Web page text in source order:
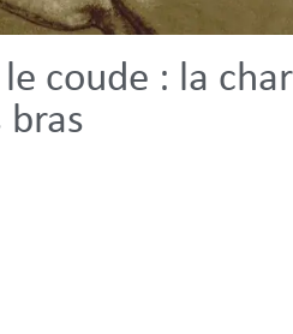
coude : la
bras